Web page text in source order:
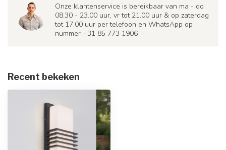
Onze klantenservice is bereikbaar van ma - do
08.30 - 23.00 uur, vr tot 21.00 uur & op zaterdag
tot 17.00 uur per telefoon en WhatsApp op
nummer +31 85 773 1906
Recent bekeken